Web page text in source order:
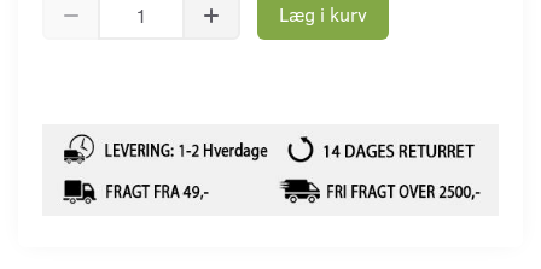
Læg i kurv